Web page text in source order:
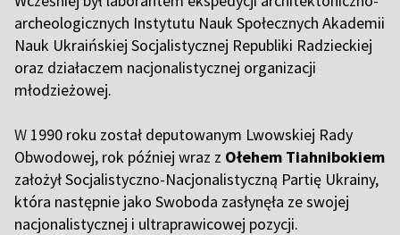
archeologicznych Instytutu Nauk Społecznych Akademii
Nauk Ukraińskiej Socjalistycznej Republiki Radzieckiej
oraz działaczem nacjonalistycznej organizacji
młodzieżowej.
W 1990 roku został deputowanym Lwowskiej Rady
Obwodowej, rok później wraz z Ołehem Tiahnibokiem
założył Socjalistyczno-Nacjonalistyczną Partię Ukrainy,
która następnie jako Swoboda zasłynęła ze swojej
nacjonalistycznej i ultraprawicowej pozycji.